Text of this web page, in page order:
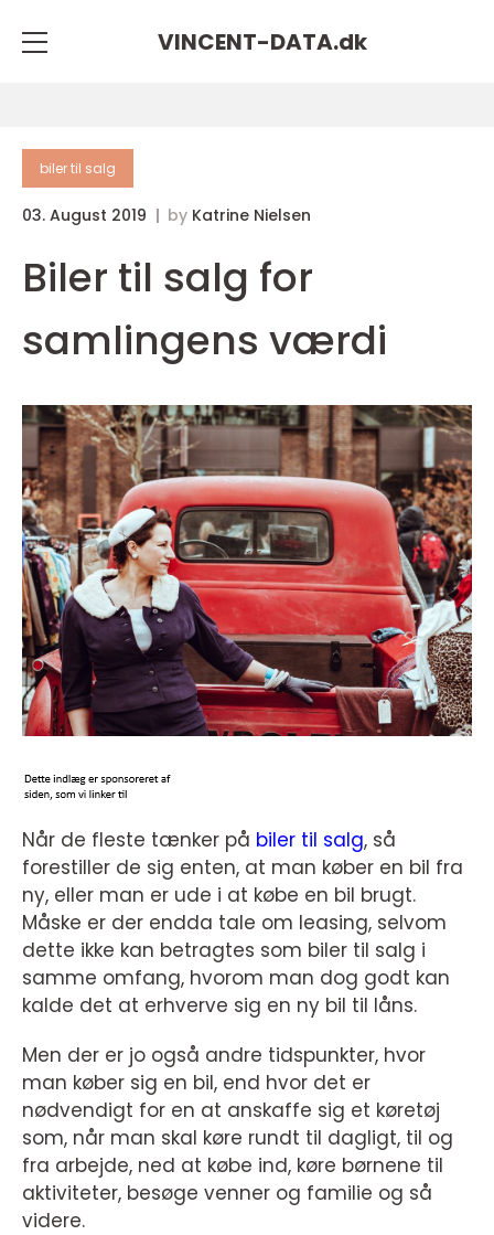
VINCENT-DATA.dk
biler til salg
03. August 2019 by Katrine Nielsen
Biler til salg for
samlingens værdi
Når de fleste tænker på biler til salg, så
forestiller de sig enten, at man køber en bil fra
ny, eller man er ude i at købe en bil brugt.
Måske er der endda tale om leasing, selvom
dette ikke kan betragtes som biler til salg i
samme omfang, hvorom man dog godt kan
kalde det at erhverve sig en ny bil til låns.
Men der er jo også andre tidspunkter, hvor
man køber sig en bil, end hvor det er
nødvendigt for en at anskaffe sig et køretøj
som, når man skal køre rundt til dagligt, til og
fra arbejde, ned at købe ind, køre børnene til
aktiviteter, besøge venner og familie og så
videre.